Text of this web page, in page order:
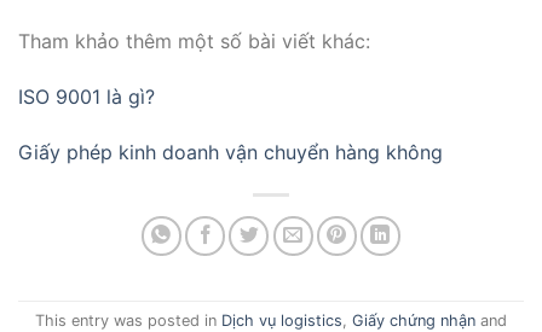
Tham khảo thêm một số bài viết khác:
ISO 9001 là gì?
Giấy phép kinh doanh vận chuyển hàng không
This entry was posted in Dịch vụ logistics, Giấy chứng nhận and